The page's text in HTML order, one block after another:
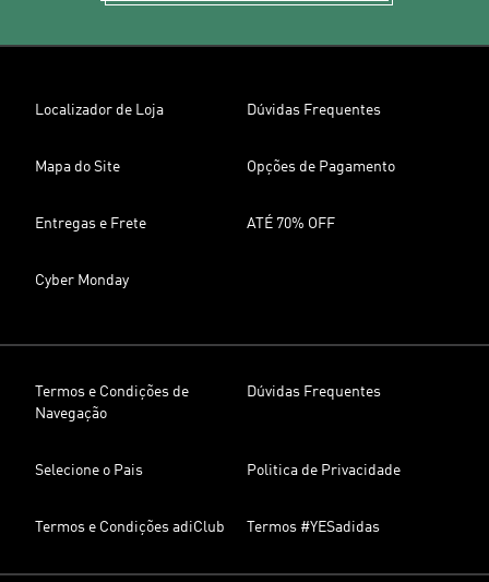
Localizador de Loja Dúvidas Frequentes
Mapa do Site Opções de Pagamento
Entregas e Frete ATÉ 70% OFF
Cyber Monday
Termos e Condições de
Navegação
Dúvidas Frequentes
Selecione o Pais Politica de Privacidade
Termos e Condições adiClub Termos #YESadidas